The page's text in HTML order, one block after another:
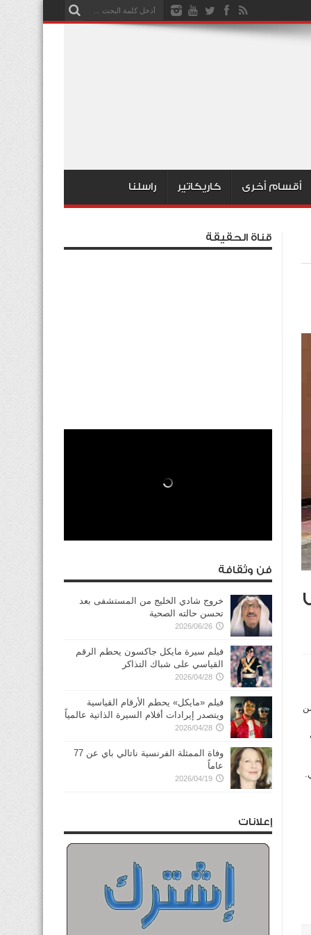
أقسام أخرى كاريكاتير راسلنا
قناة الحقيقة
فن وثقافة
خروج شادي الخليج من المستشفى بعد
تحسن حالته الصحية
2026/06/26
فيلم سيرة مايكل جاكسون يحطم الرقم
القياسي على شباك التذاكر
2026/04/28
فيلم «مايكل» يحطم الأرقام القياسية
ويتصدر إيرادات أفلام السيرة الذاتية عالمياً
2026/04/28
وفاة الممثلة الفرنسية ناتالي باي عن 77
عاماً
2026/04/19
إعلانات